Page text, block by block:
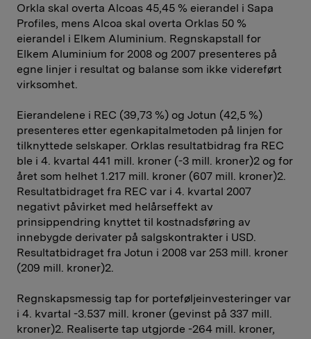
Orkla skal overta Alcoas 45,45 % eierandel i Sapa
Profiles, mens Alcoa skal overta Orklas 50 %
eierandel i Elkem Aluminium. Regnskapstall for
Elkem Aluminium for 2008 og 2007 presenteres på
egne linjer i resultat og balanse som ikke videreført
virksomhet.
Eierandelene i REC (39,73 %) og Jotun (42,5 %)
presenteres etter egenkapitalmetoden på linjen for
tilknyttede selskaper. Orklas resultatbidrag fra REC
ble i 4. kvartal 441 mill. kroner (-3 mill. kroner)2 og for
året som helhet 1.217 mill. kroner (607 mill. kroner)2.
Resultatbidraget fra REC var i 4. kvartal 2007
negativt påvirket med helårseffekt av
prinsippendring knyttet til kostnadsføring av
innebygde derivater på salgskontrakter i USD.
Resultatbidraget fra Jotun i 2008 var 253 mill. kroner
(209 mill. kroner)2.
Regnskapsmessig tap for porteføljeinvesteringer var
i 4. kvartal -3.537 mill. kroner (gevinst på 337 mill.
kroner)2. Realiserte tap utgjorde -264 mill. kroner,